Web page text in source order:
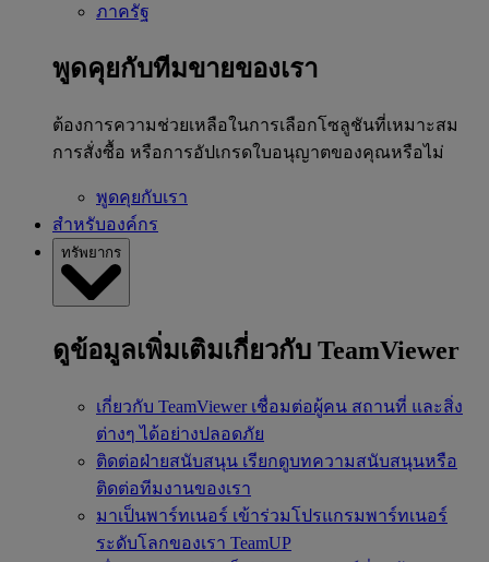
ภาครัฐ
พูดคุยกับทีมขายของเรา
ต้องการความช่วยเหลือในการเลือกโซลูชันที่เหมาะสม
การสั่งซื้อ หรือการอัปเกรดใบอนุญาตของคุณหรือไม่
พูดคุยกับเรา
สำหรับองค์กร
ทรัพยากร
ดูข้อมูลเพิ่มเติมเกี่ยวกับ TeamViewer
เกี่ยวกับ TeamViewer เชื่อมต่อผู้คน สถานที่ และสิ่ง
ต่างๆ ได้อย่างปลอดภัย
ติดต่อฝ่ายสนับสนุน เรียกดูบทความสนับสนุนหรือ
ติดต่อทีมงานของเรา
มาเป็นพาร์ทเนอร์ เข้าร่วมโปรแกรมพาร์ทเนอร์
ระดับโลกของเรา TeamUP